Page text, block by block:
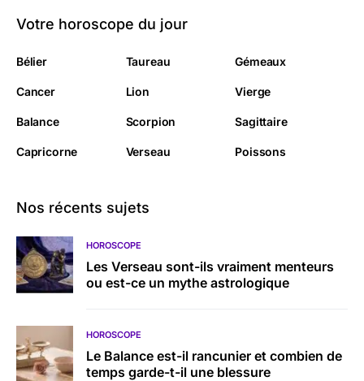
Votre horoscope du jour
Bélier Taureau Gémeaux
Cancer Lion Vierge
Balance Scorpion Sagittaire
Capricorne Verseau Poissons
Nos récents sujets
HOROSCOPE
Les Verseau sont-ils vraiment menteurs
ou est-ce un mythe astrologique
HOROSCOPE
Le Balance est-il rancunier et combien de
temps garde-t-il une blessure